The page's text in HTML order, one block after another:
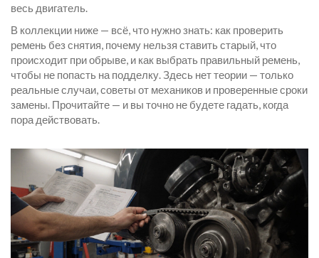
весь двигатель.
В коллекции ниже — всё, что нужно знать: как проверить
ремень без снятия, почему нельзя ставить старый, что
происходит при обрыве, и как выбрать правильный ремень,
чтобы не попасть на подделку. Здесь нет теории — только
реальные случаи, советы от механиков и проверенные сроки
замены. Прочитайте — и вы точно не будете гадать, когда
пора действовать.